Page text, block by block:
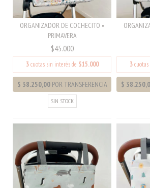
ORGANIZADOR DE COCHECITO •
PRIMAVERA
$45.000
3cuotas sin interés de $15.000
SIN STOCK
3cuotas